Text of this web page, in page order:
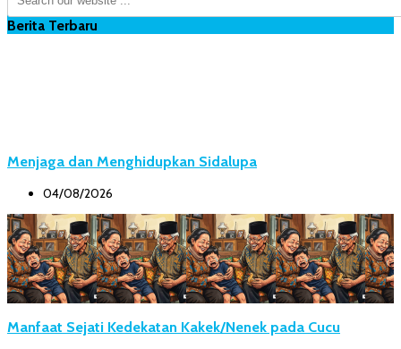
Berita Terbaru
Menjaga dan Menghidupkan Sidalupa
04/08/2026
Manfaat Sejati Kedekatan Kakek/Nenek pada Cucu